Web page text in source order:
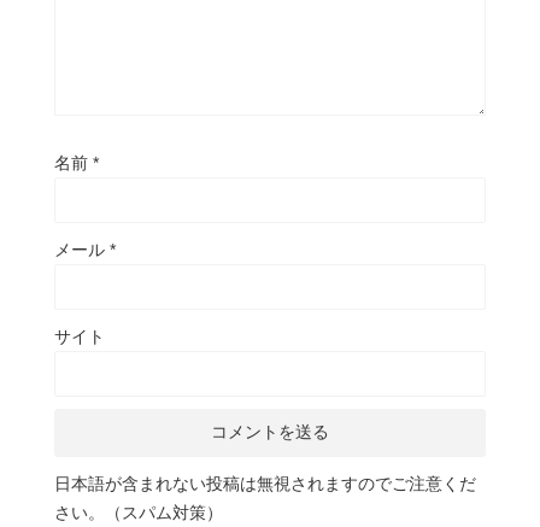
名前 *
メール *
サイト
日本語が含まれない投稿は無視されますのでご注意くだ
さい。（スパム対策）